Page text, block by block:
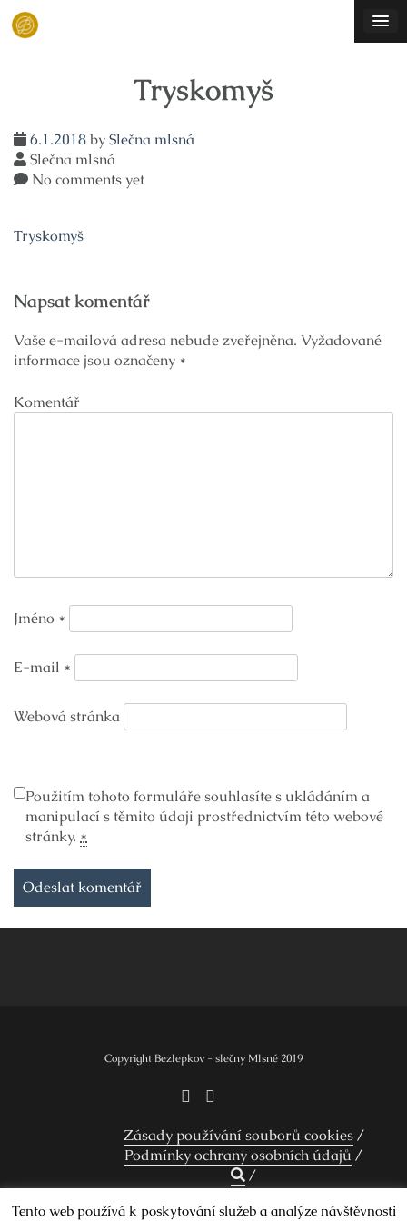
Skip
Tryskomyš
6.1.2018bySlečna mlsná
Slečna mlsná
No comments yet
Tryskomyš
pro
příspěvek
Napsat komentář
Vaše e-mailová adresa nebude zveřejněna. Vyžadované
informace jsou označeny *
Komentář
Jméno *
E-mail *
Webová stránka
Použitím tohoto formuláře souhlasíte s ukládáním a
manipulací s těmito údaji prostřednictvím této webové
stránky. *
Copyright Bezlepkov - slečny Mlsné 2019
Zásady používání souborů cookies
Podmínky ochrany osobních údajů
Tento web používá k poskytování služeb a analýze návštěvnosti